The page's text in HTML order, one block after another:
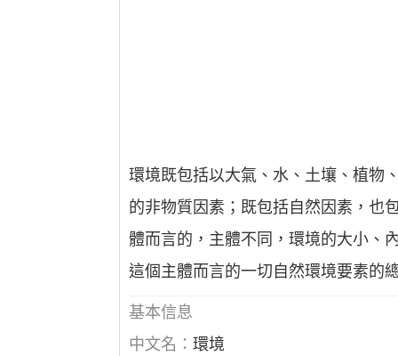
環境既包括以大氣、水、土壤、植物
的非物質因素；既包括自然因素，也
體而言的，主體不同，環境的大小、
這個主體而言的一切自然環境要素的
基本信息
中文名：環境